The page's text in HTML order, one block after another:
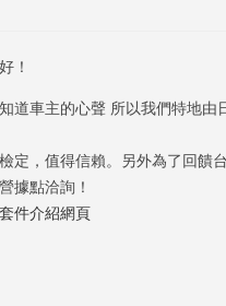
！
道車主的心聲 所以我們特地
定，值得信賴。另外為了回饋
據點洽詢！
件介紹網頁